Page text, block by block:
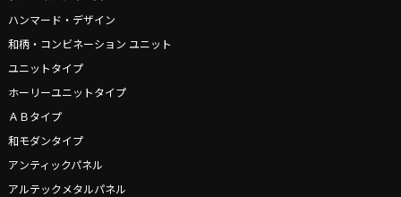
ハンマード・デザイン
和柄・コンビネーション ユニット
ユニットタイプ
ホーリーユニットタイプ
ＡＢタイプ
和モダンタイプ
アンティックパネル
アルテックメタルパネル